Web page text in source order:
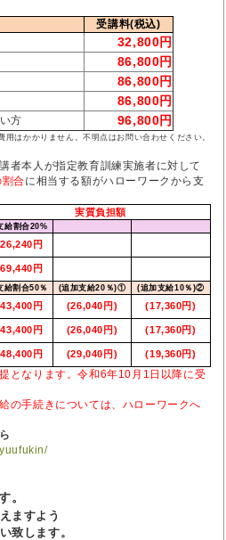
受講料(税込)
32,800円
86,800円
86,800円
86,800円
方 96,800円
用はかかりません。不明点はお問い合わせください。
者本人が指定教育訓練実施者に対して
合に相当する額がハローワークから支
実質負担額
給割合20%
26,240円
69,440円
給割合50％ (追加支給20％)① (追加支給10％)②
43,400円 (26,040円) (17,360円)
43,400円 (26,040円) (17,360円)
48,400円 (29,040円) (19,360円)
なります。令和6年10月1日以降に受
の手続きについては、ハローワークへ
。
ますよう
致します。